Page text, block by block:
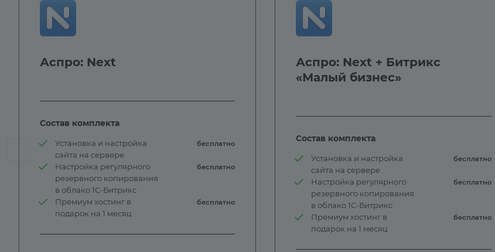
Аспро: Next
Состав комплекта
Установка и настройка
сайта на сервере
бесплатно
Настройка регулярного
резервного копирования
в облако 1С-Битрикс
бесплатно
Премиум хостинг в
подарок на 1 месяц
бесплатно
Аспро: Next + Битрикс
«Малый бизнес»
Состав комплекта
Установка и настройка
сайта на сервере
бесплатно
Настройка регулярного
резервного копирования
в облако 1С-Битрикс
бесплатно
Премиум хостинг в
подарок на 1 месяц
бесплатно